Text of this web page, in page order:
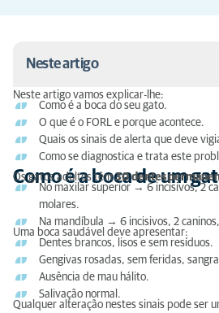
Neste artigo
Como é a boca de um gato
O que é o FORL?
Como se classifica o FORL?
Quais são as causas do FORL?
Sinais de alerta: como perceber
lesões dentárias?
Como se diagnostica o FORL?
Neste artigo vamos explicar-lhe:
Como é a boca do seu gato.
O que é o FORL e porque acontece.
Quais os sinais de alerta que deve
Como se diagnostica e trata este
Como é a boca de um
Os gatos adultos têm30 dentes
No maxilar superior → 6 incisivos, 2
molares.
Na mandíbula → 6 incisivos, 2
Uma boca saudável deve apresentar:
Dentes brancos, lisos e sem resíduos.
Gengivas rosadas, sem feridas,
Ausência de mau hálito.
Salivação normal.
Qualquer alteração nestes sinais pode ser